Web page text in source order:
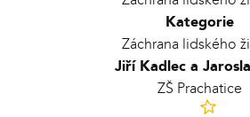
Kategorie
Záchrana lidského
Jiří Kadlec a
ZŠ Prachatice